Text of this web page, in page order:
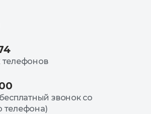
телефонов
звонок со
телефона)